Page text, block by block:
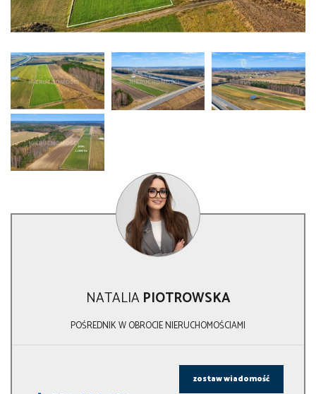
NATALIAPIOTROWSKA
POŚREDNIK W OBROCIE NIERUCHOMOŚCIAMI
zostaw wiadomość